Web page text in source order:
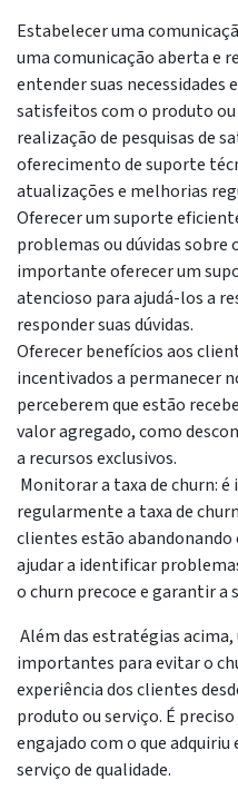
Estabelecer uma
uma comunicação aberta e
entender suas necessidades
satisfeitos com o produto
realização de pesquisas de
oferecimento de suporte
atualizações e melhorias
Oferecer um suporte
problemas ou dúvidas sobre
importante oferecer um
atencioso para ajudá-los a
responder suas dúvidas.
Oferecer benefícios aos
incentivados a permanecer
perceberem que estão
valor agregado, como
a recursos exclusivos.
Monitorar a taxa de churn:
regularmente a taxa de
clientes estão abandonando
ajudar a identificar
o churn precoce e garantir a
Além das estratégias
importantes para evitar o
experiência dos clientes
produto ou serviço. É
engajado com o que
serviço de qualidade.